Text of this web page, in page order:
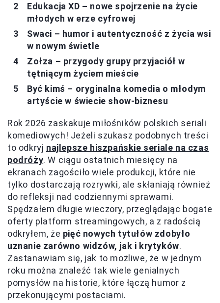
Edukacja XD – nowe spojrzenie na życie
młodych w erze cyfrowej
Swaci – humor i autentyczność z życia wsi
w nowym świetle
Zołza – przygody grupy przyjaciół w
tętniącym życiem mieście
Być kimś – oryginalna komedia o młodym
artyście w świecie show-biznesu
Rok 2026 zaskakuje miłośników polskich seriali
komediowych! Jeżeli szukasz podobnych treści
to odkryj najlepsze hiszpańskie seriale na czas
podróży. W ciągu ostatnich miesięcy na
ekranach zagościło wiele produkcji, które nie
tylko dostarczają rozrywki, ale skłaniają również
do refleksji nad codziennymi sprawami.
Spędzałem długie wieczory, przeglądając bogate
oferty platform streamingowych, a z radością
odkryłem, że pięć nowych tytułów zdobyło
uznanie zarówno widzów, jak i krytyków.
Zastanawiam się, jak to możliwe, że w jednym
roku można znaleźć tak wiele genialnych
pomysłów na historie, które łączą humor z
przekonującymi postaciami.